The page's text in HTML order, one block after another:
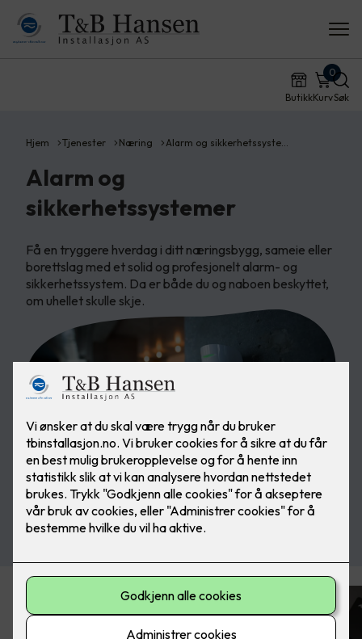
ButikkKurv
0
Søk
Hjem Tjenester Næring Alarm og sikkerhetssyste…
Alarm og
sikkerhetssystemer
Få en tryggere hverdag i ditt næringsbygg, sameie eller
borettslag med et solid og profesjonelt alarm- og
sikkerhetssystem. Da er både du og naboen beskyttet,
om uhellet skulle skje.
Kjøp alarm her